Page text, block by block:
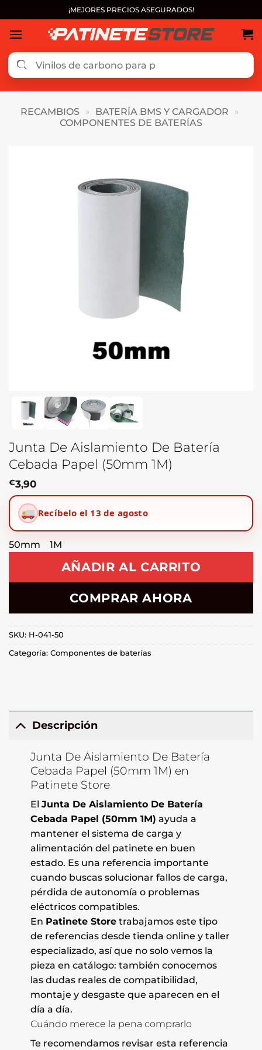
al
contenido
¡MEJORES PRECIOS ASEGURADOS!
RECAMBIOS » BATERÍA BMS Y CARGADOR
»
COMPONENTES DE BATERÍAS
Junta De Aislamiento De Batería
Cebada Papel (50mm 1M)
€3,90
Recíbelo el 13 de agosto
50mm 1M
AÑADIR AL CARRITO
COMPRAR AHORA
SKU: H-041-50
Categoría: Componentes de baterías
Descripción
Junta De Aislamiento De Batería
Cebada Papel (50mm 1M) en
Patinete Store
El Junta De Aislamiento De Batería
Cebada Papel (50mm 1M) ayuda a
mantener el sistema de carga y
alimentación del patinete en buen
estado. Es una referencia importante
cuando buscas solucionar fallos de carga,
pérdida de autonomía o problemas
eléctricos compatibles.
En Patinete Storetrabajamos este tipo
de referencias desde tienda online y taller
especializado, así que no solo vemos la
pieza en catálogo: también conocemos
las dudas reales de compatibilidad,
montaje y desgaste que aparecen en el
día a día.
Cuándo merece la pena comprarlo
Te recomendamos revisar esta referencia